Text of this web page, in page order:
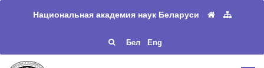
Национальная академия наук Беларуси
Бел Eng